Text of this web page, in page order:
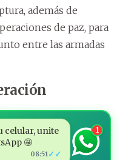
además de
de paz, para
entre las armadas
celular, unite
🤩
08:51 ✓✓
1